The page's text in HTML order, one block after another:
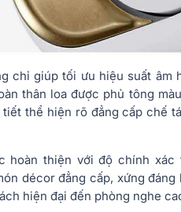
chỉ giúp tối ưu hiệu suất âm
thân loa được phủ tông
thể hiện rõ đẳng cấp chế
hoàn thiện với độ chính xác
décor đẳng cấp, xứng
hiện đại đến phòng nghe